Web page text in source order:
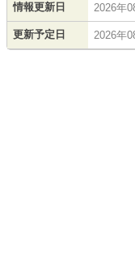
情報更新日 2026年
更新予定日 2026年